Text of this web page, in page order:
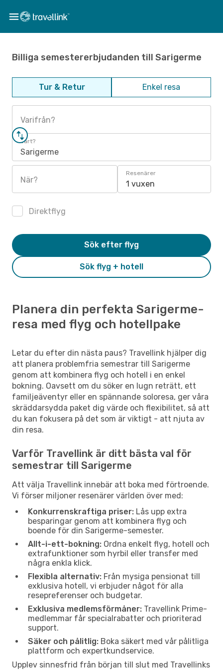
Billiga semestererbjudanden till Sarigerme
Tur & Retur Enkel resa
Varifrån?
Vart?
Sarigerme
När?
Resenärer
1 vuxen
Direktflyg
Sök flyg + hotell
Sök efter flyg
Planera din perfekta Sarigerme-
resa med flyg och hotellpake
Letar du efter din nästa paus? Travellink hjälper dig
att planera problemfria semestrar till Sarigerme
genom att kombinera flyg och hotell i en enkel
bokning. Oavsett om du söker en lugn reträtt, ett
familjeäventyr eller en spännande soloresa, ger våra
skräddarsydda paket dig värde och flexibilitet, så att
du kan fokusera på det som är viktigt - att njuta av
din resa.
Varför Travellink är ditt bästa val för
semestrar till Sarigerme
Att välja Travellink innebär att boka med förtroende.
Vi förser miljoner resenärer världen över med:
Konkurrenskraftiga priser: Lås upp extra
besparingar genom att kombinera flyg och
boende för din Sarigerme-semester.
Allt-i-ett-bokning: Ordna enkelt flyg, hotell och
extrafunktioner som hyrbil eller transfer med
några enkla klick.
Flexibla alternativ: Från mysiga pensionat till
exklusiva hotell, vi erbjuder något för alla
resepreferenser och budgetar.
Exklusiva medlemsförmåner: Travellink Prime-
medlemmar får specialrabatter och prioriterad
support.
Säker och pålitlig: Boka säkert med vår pålitliga
plattform och expertkundservice.
Upplev sinnesfrid från början till slut med Travellinks